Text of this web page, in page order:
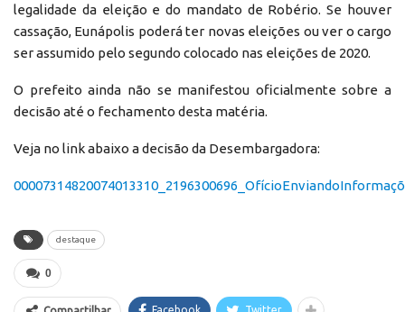
legalidade da eleição e do mandato de Robério. Se houver
cassação, Eunápolis poderá ter novas eleições ou ver o cargo
ser assumido pelo segundo colocado nas eleições de 2020.
O prefeito ainda não se manifestou oficialmente sobre a
decisão até o fechamento desta matéria.
Veja no link abaixo a decisão da Desembargadora:
destaque
0
Facebook Twitter